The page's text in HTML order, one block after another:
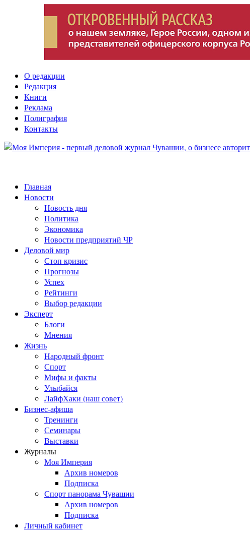
О редакции
Редакция
Книги
Реклама
Полиграфия
Контакты
Главная
Новости
Новость дня
Политика
Экономика
Новости предприятий ЧР
Деловой мир
Стоп кризис
Прогнозы
Успех
Рейтинги
Выбор редакции
Эксперт
Блоги
Мнения
Жизнь
Народный фронт
Спорт
Мифы и факты
Улыбайся
ЛайфХаки (наш совет)
Бизнес-афиша
Тренинги
Семинары
Выставки
Журналы
Моя Империя
Архив номеров
Подписка
Спорт панорама Чувашии
Архив номеров
Подписка
Личный кабинет